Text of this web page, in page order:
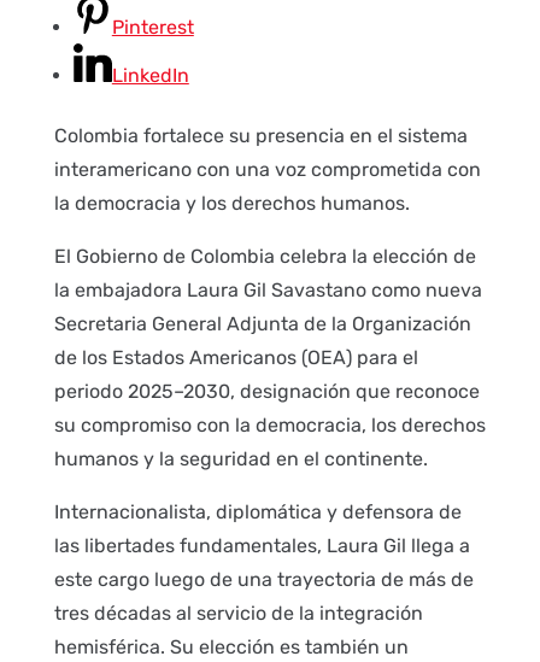
Pinterest
LinkedIn
Colombia fortalece su presencia en el sistema
interamericano con una voz comprometida con
la democracia y los derechos humanos.
El Gobierno de Colombia celebra la elección de
la embajadora Laura Gil Savastano como nueva
Secretaria General Adjunta de la Organización
de los Estados Americanos (OEA) para el
periodo 2025–2030, designación que reconoce
su compromiso con la democracia, los derechos
humanos y la seguridad en el continente.
Internacionalista, diplomática y defensora de
las libertades fundamentales, Laura Gil llega a
este cargo luego de una trayectoria de más de
tres décadas al servicio de la integración
hemisférica. Su elección es también un